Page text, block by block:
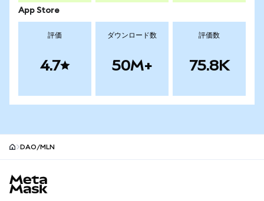
App Store
評価
4.7
ダウンロード数
50M+
評価数
75.8K
DAO/MLN